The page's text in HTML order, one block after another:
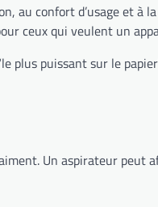
au confort d’usage et
ceux qui veulent un
plus puissant sur le
Un aspirateur